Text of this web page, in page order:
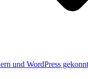
und WordPress